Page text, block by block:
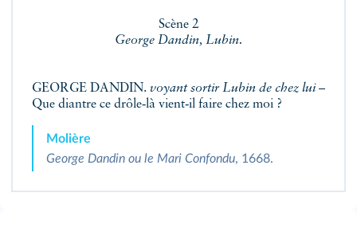
Scène 2
George Dandin, Lubin.
GEORGE DANDIN. voyant sortir Lubin de chez lui–
Que diantre ce drôle‑là vient‑il faire chez moi ?
Molière
George Dandin ou le Mari Confondu, 1668.